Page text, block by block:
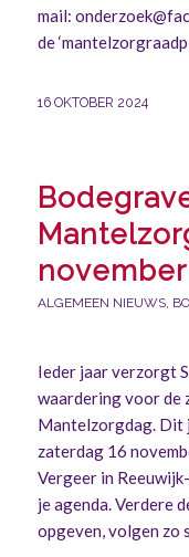
mail:
de
16 OKTOBER 2024
november
ALGEMEEN NIEUWS,
Ieder jaar verzorgt
waardering voor de
Mantelzorgdag. Dit
zaterdag 16
Vergeer in
je agenda. Verdere
opgeven, volgen zo